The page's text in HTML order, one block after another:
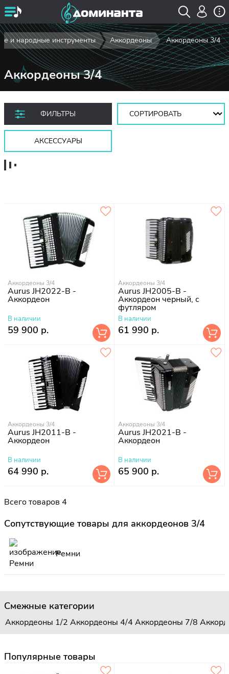
и народные инструменты Аккордеоны Аккордеоны 3/4
Аккордеоны 3/4
ФИЛЬТРЫ
Сортировать:
АКСЕССУАРЫ
Аккордеоны 3/4
Aurus JH2022-B -
Аккордеон
В наличии
59 900 р.
Аккордеоны 3/4
Aurus JH2005-B -
Аккордеон черный, с
футляром
В наличии
61 990 р.
Аккордеоны 3/4
Aurus JH2011-B -
Аккордеон
В наличии
64 990 р.
Аккордеоны 3/4
Aurus JH2021-B -
Аккордеон
В наличии
65 900 р.
Всего товаров 4
Сопутствующие товары для аккордеонов 3/4
Ремни
Смежные категории
Аккордеоны 1/2 Аккордеоны 4/4 Аккордеоны 7/8
Популярные товары